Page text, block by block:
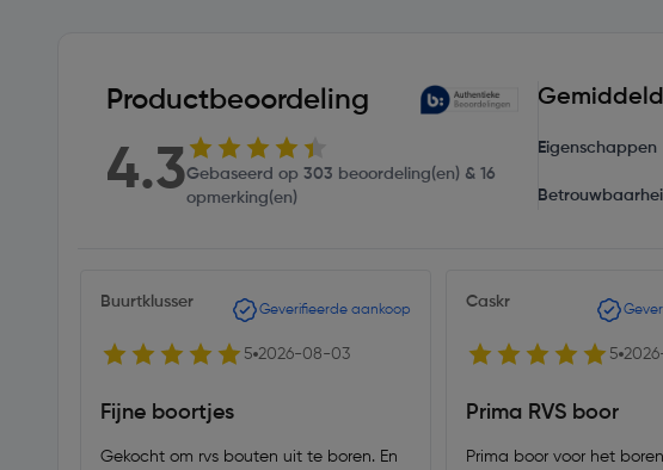
Productbeoordeling
4.3Gebaseerd op 303 beoordeling(en) & 16
opmerking(en)
Eigenschappen
Buurtklusser Geverifieerde aankoop
5 2026-08-03
Fijne boortjes
Gekocht om rvs bouten uit te boren. En
Caskr
5
Prima RVS boor
Prima boor voor het